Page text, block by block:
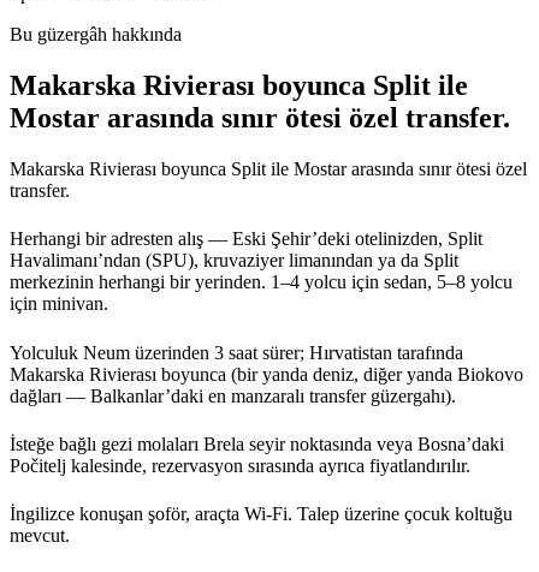
Bu güzergâh hakkında
Makarska Rivierası boyunca Split ile
Mostar arasında sınır ötesi özel transfer.
Makarska Rivierası boyunca Split ile Mostar arasında sınır ötesi özel
transfer.
Herhangi bir adresten alış — Eski Şehir’deki otelinizden, Split
Havalimanı’ndan (SPU), kruvaziyer limanından ya da Split
merkezinin herhangi bir yerinden. 1–4 yolcu için sedan, 5–8 yolcu
için minivan.
Yolculuk Neum üzerinden 3 saat sürer; Hırvatistan tarafında
Makarska Rivierası boyunca (bir yanda deniz, diğer yanda Biokovo
dağları — Balkanlar’daki en manzaralı transfer güzergahı).
İsteğe bağlı gezi molaları Brela seyir noktasında veya Bosna’daki
Počitelj kalesinde, rezervasyon sırasında ayrıca fiyatlandırılır.
İngilizce konuşan şoför, araçta Wi-Fi. Talep üzerine çocuk koltuğu
mevcut.